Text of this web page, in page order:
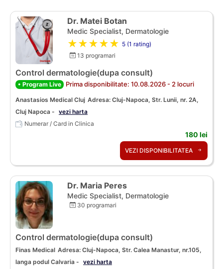
Dr. Matei Botan
Medic Specialist, Dermatologie
★★★★★ 5 (1 rating)
13 programari
Control dermatologie(dupa consult)
• Program Live Prima disponibilitate: 10.08.2026 - 2 locuri
Anastasios Medical Cluj Adresa: Cluj-Napoca, Str. Lunii, nr. 2A,
Cluj Napoca - vezi harta
Numerar / Card in Clinica
180 lei
VEZI DISPONIBILITATEA
Dr. Maria Peres
Medic Specialist, Dermatologie
30 programari
Control dermatologie(dupa consult)
Finas Medical Adresa: Cluj-Napoca, Str. Calea Manastur, nr.105,
langa podul Calvaria - vezi harta